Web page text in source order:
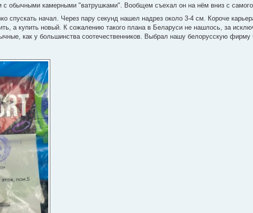
с обычными камерными "ватрушками". Вообщем съехал он на нём вниз с
спускать начал. Через пару секунд нашел надрез около 3-4 см. Короче
а купить новый. К сожалению такого плана в Беларуси не нашлось, за
как у большинства соотечественников. Выбрал нашу белорусскую